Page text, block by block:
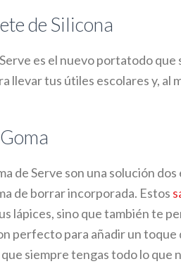
de Silicona
es el nuevo portatodo
llevar tus útiles escolares y, al
de Serve son una solución
de borrar incorporada. Estos
lápices, sino que también te
perfecto para añadir un
siempre tengas todo lo que